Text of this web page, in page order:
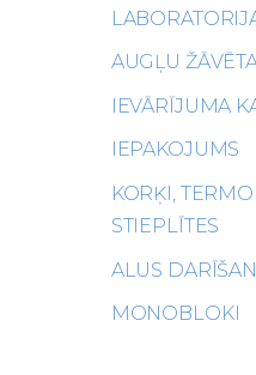
AUGĻU
IEVĀRĪJUMA
IEPAKOJUMS
KORĶI,
STIEPLĪTES
ALUS
MONOBLOKI